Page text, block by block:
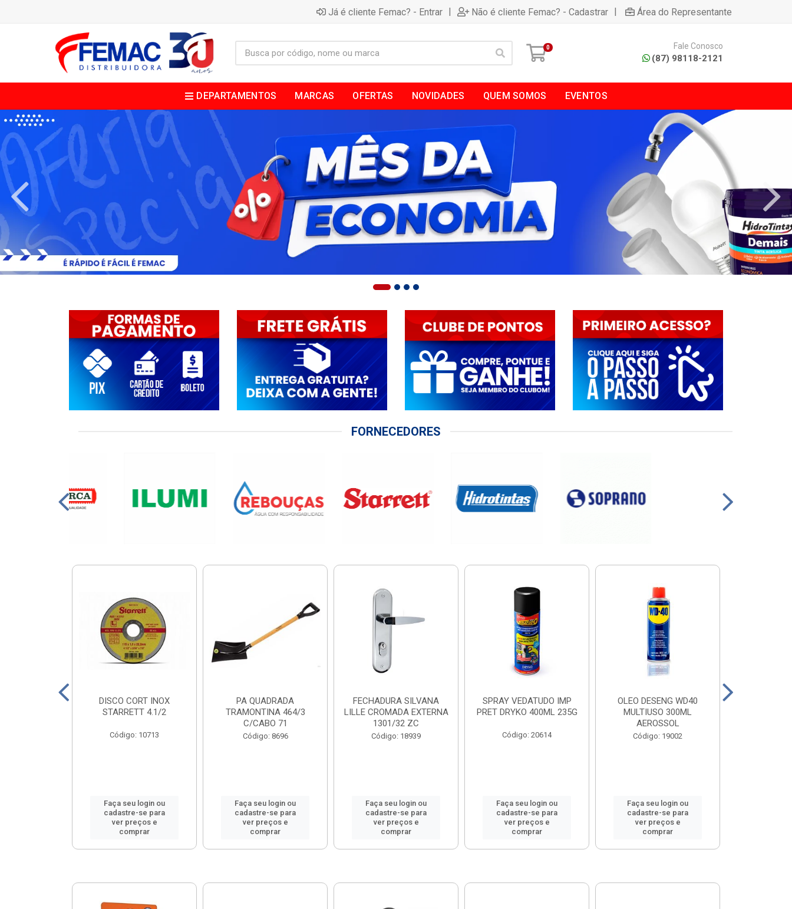
Já é cliente Femac? - Entrar | Não é cliente Femac? - Cadastrar | Área do Representante
0 Fale Conosco
(87) 98118-2121
DEPARTAMENTOS MARCAS OFERTAS NOVIDADES QUEM SOMOS EVENTOS
FORNECEDORES
DISCO CORT INOX
STARRETT 4.1/2
Código: 10713
Faça seu login ou
cadastre-se para
ver preços e
comprar
PA QUADRADA
TRAMONTINA 464/3
C/CABO 71
Código: 8696
Faça seu login ou
cadastre-se para
ver preços e
comprar
FECHADURA SILVANA
LILLE CROMADA EXTERNA
1301/32 ZC
Código: 18939
Faça seu login ou
cadastre-se para
ver preços e
comprar
SPRAY VEDATUDO IMP
PRET DRYKO 400ML 235G
Código: 20614
Faça seu login ou
cadastre-se para
ver preços e
comprar
OLEO DESENG WD40
MULTIUSO 300ML
AEROSSOL
Código: 19002
Faça seu login ou
cadastre-se para
ver preços e
comprar